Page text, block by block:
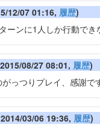
12/07 01:16, 履歴)
ーンに1人しか行動で
08/27 08:01, 履歴)
っつりプレイ、感謝で
03/06 19:36, 履歴)